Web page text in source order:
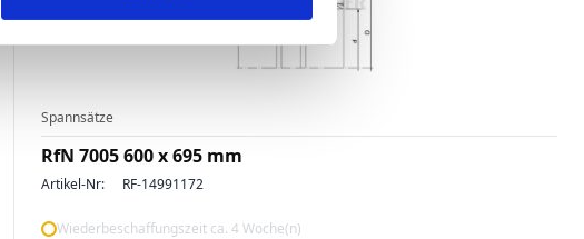
Spannsätze
RfN 7005 600 x 695 mm
Artikel-Nr: RF-14991172
Wiederbeschaffungszeit ca. 4 Woche(n)